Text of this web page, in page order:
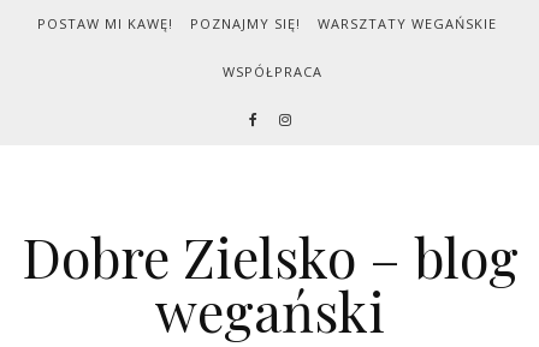
Skip to content
POSTAW MI KAWĘ! POZNAJMY SIĘ! WARSZTATY WEGAŃSKIE
WSPÓŁPRACA
Dobre Zielsko – blog
wegański